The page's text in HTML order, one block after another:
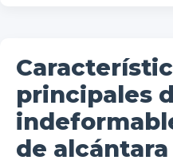
principales
de alcántara